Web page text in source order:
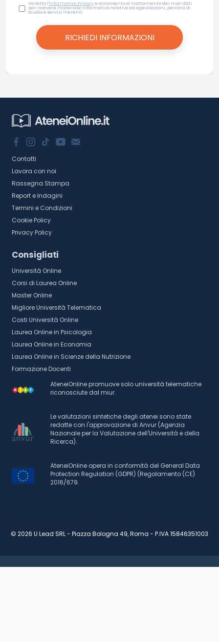
Ho letto l'Informativa Privacye acconsento al trattamento dei miei dati
per ricevere materiale informativo relativo ad agevolazioni, percorsi di
studio e servizi inerenti
Contatti
Lavora con noi
Rassegna Stampa
Report e Indagini
Termini e Condizioni
Cookie Policy
Privacy Policy
Consigliati
Università Online
Corsi di Laurea Online
Master Online
Migliore Università Telematica
Costi Università Online
Laurea Online in Psicologia
Laurea Online in Economia
Laurea Online in Scienze della Nutrizione
Formazione Docenti
AteneiOnline promuove solo università telematiche
riconosciute dal miur.
Le valutazioni sintetiche degli atenei sono state
redatte con l'approvazione di Anvur (Agenzia
Nazionale per la Valutazione dell'Università e della
Ricerca).
AteneiOnline opera in conformità del General Data
Protection Regulation (GDPR) (Regolamento (CE)
2016/679.
© 2026 U Lead SRL - Piazza Bologna 49, Roma - P.IVA 15846351003